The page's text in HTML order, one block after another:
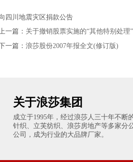
四川地震灾区捐款公告
一篇： 关于撤销股票实施的“其他特别处理
一篇： 浪莎股份2007年报全文(修订版)
关于浪莎集团
成立于1995年，经过浪莎人三十年不断
针织、立芙纺织、浪莎房地产等多家分
公司，成为行业的大品牌厂家。